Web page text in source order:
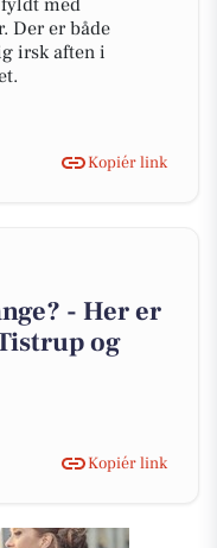
med
Der er både
irsk aften i
Kopiér link
- Her er
og
Kopiér link